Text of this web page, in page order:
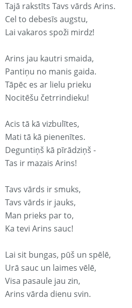
Tajā rakstīts Tavs vārds Arins.
Cel to debesīs augstu,
Lai vakaros spoži mirdz!
Arins jau kautri smaida,
Pantiņu no manis gaida.
Tāpēc es ar lielu prieku
Nocitēšu četrrindieku!
Acis tā kā vizbulītes,
Mati tā kā pienenītes.
Deguntiņš kā pīrādziņš -
Tas ir mazais Arins!
Tavs vārds ir smuks,
Tavs vārds ir jauks,
Man prieks par to,
Ka tevi Arins sauc!
Lai sit bungas, pūš un spēlē,
Urā sauc un laimes vēlē,
Visa pasaule jau zin,
Arins vārda dienu svin.